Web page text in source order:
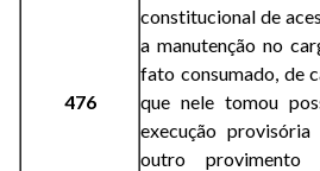
476
constitucional de
a manutenção no
fato consumado, de
que nele tomou
execução
outro provimento